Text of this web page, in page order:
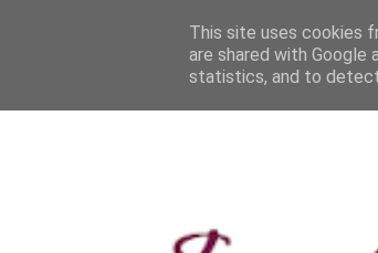
This site uses cookies
are shared with
statistics, and to detect